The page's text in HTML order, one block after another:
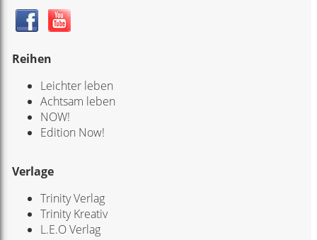
Reihen
Leichter leben
Achtsam leben
NOW!
Edition Now!
Verlage
Trinity Verlag
Trinity Kreativ
L.E.O Verlag